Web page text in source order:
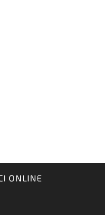
ONLINE